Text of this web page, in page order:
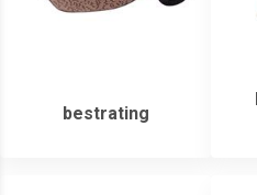
bestrating